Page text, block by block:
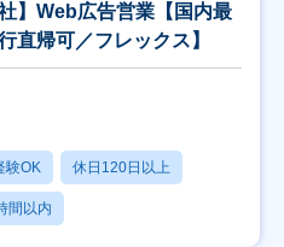
】Web広告営業【国内最
直帰可／フレックス】
験OK 休日120日以上
間以内